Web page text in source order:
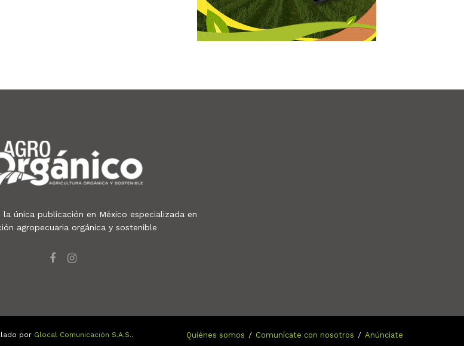
la única publicación en México especializada en
agropecuaria orgánica y sostenible
Quiénes somos Comunícate con nosotros Anúnciate
por Glocal Comunicación S.A.S..